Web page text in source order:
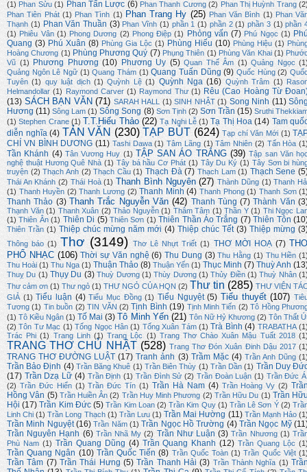
(1) Phan Sửu (1) Phan Tấn Lược (6) Phan Thanh Cương (2) Phan Thị Huỳnh Trang
Phan Tiên Phát (1) Phan Tình (1) Phan Trang Hy (25) Phan Văn Bình (1) Phan
Thạnh (1) Phan Văn Thuần (3) Phan Vĩnh (1) phần 1 (1) phần 2 (1) phần 3 (1) phần
(1) Phiêu Vân (1) Phong Dương (2) Phong Điệp (1) Phỏng vấn (7) Phú Ngọc (1)
Quang (3) Phú Xuân (8) Phùng Gia Lộc (1) Phùng Hiếu (10) Phùng Hiệu (1)
Hoàng Chương (1) Phùng Phương Quý (7) Phụng Thiên (1) Phùng Văn Khai (1)
Vũ (1) Phương Phương (10) Phương Uy (5) Quan Thế Âm (1) Quảng Ngọc
Quảng Ngôn Lê Ngữ (1) Quang Thám (1) Quang Tuấn Dũng (9) Quốc Hùng (2)
Tuyên (1) quy luật dịch (1) Quỳnh Lệ (1) Quỳnh Nga (16) Quỳnh Trâm (1)
Helmandollar (1) Raymond Carver (1) Raymond Thư (1) Rêu (Cao Hoàng Từ
(13) SÁCH BẠN VĂN (71) SARAH HALL (1) SINH NHẬT (1) Song Ninh (11)
Hương (11) Sông Lam (1) Sông Song (8) Sơn Tịnh (2) Sơn Trần (15) Sruthi
(1) Stephen Crane (1) T.T.Hiếu Thảo (22) Tạ Nghi Lễ (1) Tạ Thị Hoa (14) Tam
diễn nghĩa (4) TẢN VĂN (230) TẠP BÚT (624) Tạp chí Văn Mới (1)
CHÍ VN BÌNH DƯƠNG (11) Tashi Dawa (1) Tâm Lãng (1) Tâm Nhiên (2) Tấn Hòa
Tần Khánh (4) Tân Vương Huy (1) TẬP SAN ÁO TRẮNG (39) Tập san Văn
nghệ thuật Hương Quê Nhà (1) Tây bá hầu Cơ Phát (1) Tây Du Ký (1) Tây Sơn bi
truyện (2) Thạch Anh (2) Thạch Cầu (1) Thạch Đà (7) Thạch Lam (1) Thạch Sene
Thái An Khánh (2) Thái Hoà (1) Thanh Bình Nguyên (27) Thành Dũng (1) Thanh
(1) Thanh Huyền (2) Thanh Lương (2) Thanh Minh (4) Thanh Phong (1) Thanh Sơn
Thanh Thảo (3) Thanh Trắc Nguyễn Văn (42) Thanh Tùng (7) Thành Văn
Thạnh Văn (1) Thanh Xuân (2) Thảo Nguyễn (1) Thâm Tâm (1) Thần Y (1) Thi Ngọc
(1) Thiên Ân (1) Thiên Di (5) Thiên Sơn (1) Thiên Thần Áo Trắng (7) Thiên Tôn
Thiên Trần (1) Thiệp chúc mừng năm mới (4) Thiệp chúc Tết (3) Thiệp mừng
Thông báo (1) Thơ (3149) Thơ Lê Nhựt Triết (1) THƠ MỜI HOẠ (7)
PHỔ NHẠC (106) Thời sự Văn nghệ (6) Thu Dung (3) Thu Hằng (1) Thu Hiền
Thu Hoài (1) Thu Nga (1) Thuận Thảo (8) Thuận Yến (1) Thục Minh (7) Thuỳ Anh
Thuỵ Du (1) Thụy Du (3) Thuỳ Dương (1) Thùy Dương (1) Thủy Điền (1) Thuỳ Nhân
Thư cảm ơn (1) Thư ngỏ (1) THƯ NGỎ CỦA HQN (2) Thư tin (285) THƯ VIỆN
GIẢ (1) Tiểu luận (4) Tiểu Mục Đồng (1) Tiểu Nguyệt (5) Tiểu thuyết (107)
Tương (1) Tin buồn (2) TIN VĂN (2) Tịnh Bình (19) Tịnh Minh Tiến (2) Tô Hồng
(1) Tô Kiều Ngân (1) Tố Mai (3) Tô Minh Yến (21) Tôn Nữ Hỷ Khương (2) Tôn Thất
(2) Tôn Tư Mạc (1) Tống Ngọc Hân (1) Tống Xuân Tám (1) Trà Bình (4) TRABATHA
Trác Phi (1) Trang Linh (1) Trang Lộc (1) Trang Thơ Chào Xuân Mậu Tuất 2018
TRANG THƠ CHỦ NHẬT (528) Trang Thơ Đón Xuân Đinh Dậu 2017
TRANG THƠ ĐƯỜNG LUẬT (17) Tranh ảnh (3) Trầm Mặc (4) Trần Anh Dũng
Trần Bảo Định (4) Trần Băng Khuê (1) Trần Biên Thùy (1) Trần Dần (1) Trần Duy
(17) Trần Dzạ Lữ (4) Trần Định (1) Trần Đình Sử (2) Trần Đoàn Luận (1) Trần Đức
(2) Trần Đức Hiển (1) Trần Đức Tín (1) Trần Hà Nam (4) Trần Hoàng Vy (2)
Hồng Vân (5) Trần Huiền Ân (2) Trần Huy Minh Phương (2) Trần Hữu Du (1) Trần
Hội (17) Trần Kim Đức (5) Trần Kim Loan (2) Trần Kim Quy (1) Trần Lê Sơn Ý (2)
Linh Chi (1) Trần Long Thạch (1) Trần Lưu (1) Trần Mai Hường (11) Trần Mạnh Hảo
Trần Minh Nguyệt (16) Trần Năm (1) Trần Ngọc Hồ Trường (4) Trần Ngọc Mỹ
Trần Nguyên Hạnh (6) Trần Nhã My (2) Trần Như Luận (3) Trần Nhương (1)
Phù Nam (1) Trần Quang Dũng (4) Trần Quang Khanh (12) Trần Quang Lộc
Trần Quang Ngân (10) Trần Quốc Tiến (8) Trần Quốc Toàn (1) Trần Quốc Việt
Trần Tâm (7) Trần Thái Hưng (5) Trần Thanh Hải (3) Trần Thành Nghĩa (1)